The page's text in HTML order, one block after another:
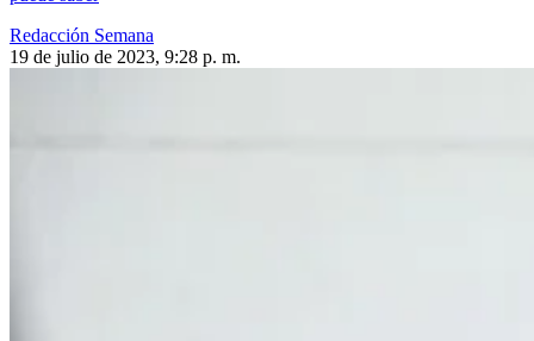
Redacción Semana
19 de julio de 2023, 9:28 p. m.